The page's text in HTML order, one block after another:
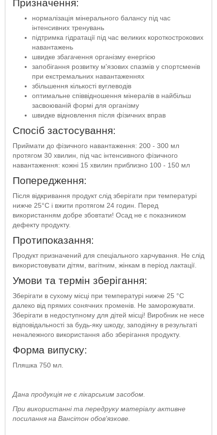
Призначення:
нормалізація мінерального балансу під час
інтенсивних тренувань
підтримка гідратації під час великих короткострокових
навантажень
швидке збагачення організму енергією
запобігання розвитку м'язових спазмів у спортсменів
при екстремальних навантаженнях
збільшення кількості вуглеводів
оптимальне співвідношення мінералів в найбільш
засвоюваній формі для організму
швидке відновлення після фізичних вправ
Спосіб застосування:
Приймати до фізичного навантаження: 200 - 300 мл
протягом 30 хвилин, під час інтенсивного фізичного
навантаження: кожні 15 хвилин приблизно 100 - 150 мл
Попередження:
Після відкривання продукт слід зберігати при температурі
нижче 25°C і вжити протягом 24 годин. Перед
використанням добре збовтати! Осад не є показником
дефекту продукту.
Протипоказання:
Продукт призначений для спеціального харчування. Не слід
використовувати дітям, вагітним, жінкам в період лактації.
Умови та термін зберігання:
Зберігати в сухому місці при температурі нижче 25 °C
далеко від прямих сонячних променів. Не заморожувати.
Зберігати в недоступному для дітей місці! Виробник не несе
відповідальності за будь-яку шкоду, заподіяну в результаті
неналежного використання або зберігання продукту.
Форма випуску:
Пляшка 750 мл.
Дана продукція не є лікарським засобом.
При використанні та передруку матеріалу активне
посилання на Вансітон обов'язкове.